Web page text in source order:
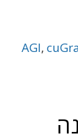
AGI,